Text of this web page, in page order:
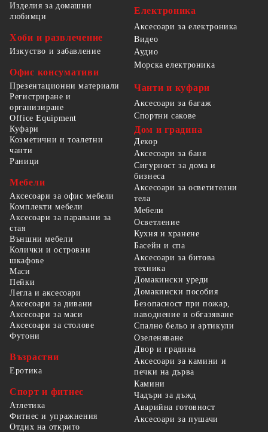
Изделия за домашни
любимци
Хоби и развлечение
Изкуство и забавление
Офис консумативи
Презентационни материали
Регистриране и
организиране
Office Equipment
Електроника
Аксесоари за електроника
Видео
Аудио
Морска електроника
Чанти и куфари
Аксесоари за багаж
Спортни сакове
Куфари
Козметични и тоалетни
чанти
Раници
Мебели
Аксесоари за офис мебели
Комплекти мебели
Аксесоари за паравани за
стая
Външни мебели
Колички и островни
шкафове
Маси
Пейки
Легла и аксесоари
Аксесоари за дивани
Аксесоари за маси
Аксесоари за столове
Футони
Възрастни
Еротика
Спорт и фитнес
Атлетика
Фитнес и упражнения
Отдих на открито
Дом и градина
Декор
Аксесоари за баня
Сигурност за дома и
бизнеса
Аксесоари за осветителни
тела
Мебели
Осветление
Кухня и хранене
Басейн и спа
Аксесоари за битова
техника
Домакински уреди
Домакински пособия
Безопасност при пожар,
наводнение и обгазяване
Спално бельо и артикули
Озеленяване
Двор и градина
Аксесоари за камини и
печки на дърва
Камини
Чадъри за дъжд
Аварийна готовност
Аксесоари за пушачи